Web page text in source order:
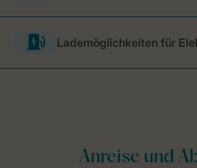
Lademöglichkeiten für